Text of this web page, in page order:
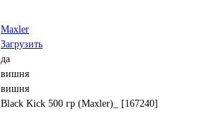
Maxler
Загрузить
да
вишня
вишня
Black Kick 500 гр (Maxler)_ [167240]